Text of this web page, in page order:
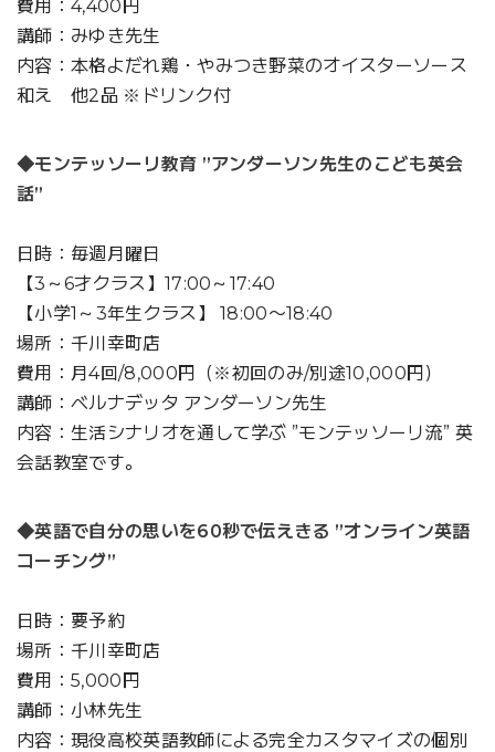
費用：4,400円
講師：みゆき先生
内容：本格よだれ鶏・やみつき野菜のオイスターソース
和え 他2品 ※ドリンク付
◆モンテッソーリ教育 ”アンダーソン先生のこども英会
話”
日時：毎週月曜日
【3～6才クラス】17:00～17:40
【小学1～3年生クラス】 18:00〜18:40
場所：千川幸町店
費用：月4回/8,000円（※初回のみ/別途10,000円）
講師：ベルナデッタ アンダーソン先生
内容：生活シナリオを通して学ぶ ”モンテッソーリ流” 英
会話教室です。
◆英語で自分の思いを60秒で伝えきる ”オンライン英語
コーチング”
日時：要予約
場所：千川幸町店
費用：5,000円
講師：小林先生
内容：現役高校英語教師による完全カスタマイズの個別